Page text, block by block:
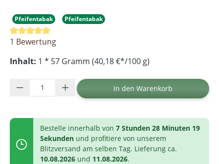
Pfeifentabak Pfeifentabak
Durchschnittliche Bewertung von 5 von 5 Sternen
1 Bewertung
Inhalt: 1 * 57 Gramm (40,18 €*/100 g)
Produkt Anzahl: Gib den gewünschten
In den Warenkorb
Bestelle innerhalb von 7 Stunden 28 Minuten 19
Sekunden und profitiere von unserem
Blitzversand am selben Tag. Lieferung ca.
10.08.2026 und 11.08.2026.